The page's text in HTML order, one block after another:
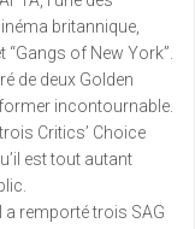
britannique,
of New York”.
de deux Golden
incontournable.
Critics’ Choice
est tout autant
Il a remporté trois SAG